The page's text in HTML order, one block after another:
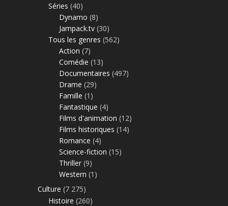
Séries (40)
Dynamo (8)
Jampack.tv (30)
Tous les genres (562)
Action (7)
Comédie (13)
Documentaires (497)
Drame (29)
Famille (1)
Fantastique (4)
Films d'animation (12)
Films historiques (14)
Romance (4)
Science-fiction (15)
Thriller (9)
Western (1)
Culture (7 275)
Histoire (260)